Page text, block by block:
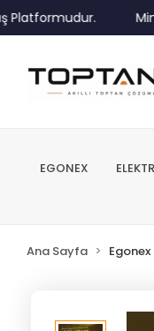
EGONEX
Ana Sayfa Egonex